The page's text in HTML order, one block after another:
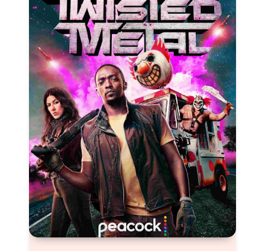
Про танки Про танцы
Про тюрьму Про футбол
Про хакеров Про хоккей ифигурное
катание
Про шпионов
Про Юристов иАдвокатов
Псевдодокументальный Режиссёрская версия
Роуд-муви Сверхспособности
Ситком Слэшер
Стимпанк Сцены с обнажённой натурой
Турецкий сериал Чёрная комедия
Экранизация В ожидании